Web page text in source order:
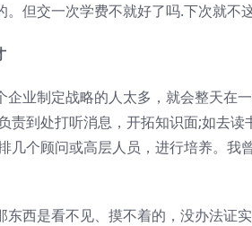
但交一次学费不就好了吗.下次就不这
业制定战略的人太多，就会整天在
到处打听消息，开拓知识面;如去读
几个顾问或高层人员，进行培养。我
西是看不见、摸不着的，没办法证